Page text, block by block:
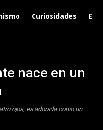
Curiosidades
nace en un
ojos, es adorada como un